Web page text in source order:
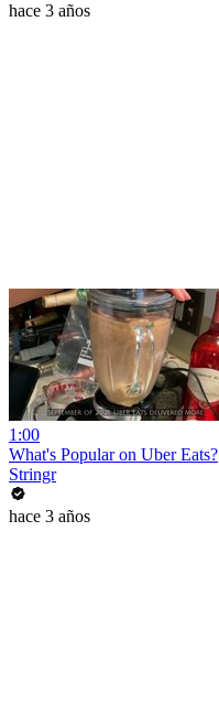
hace 3 años
1:00
What's Popular on Uber Eats?
Stringr
hace 3 años